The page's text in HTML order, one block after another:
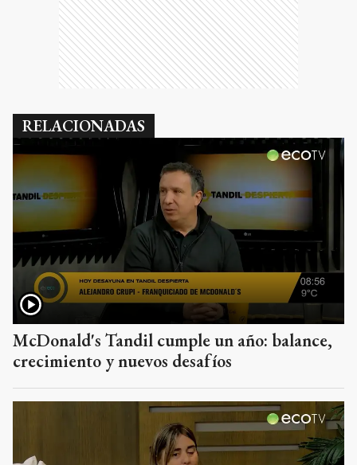
RELACIONADAS
McDonald's Tandil cumple un año: balance,
crecimiento y nuevos desafíos